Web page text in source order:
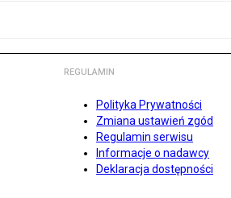
REGULAMIN
Polityka Prywatności
Zmiana ustawień zgód
Regulamin serwisu
Informacje o nadawcy
Deklaracja dostępności